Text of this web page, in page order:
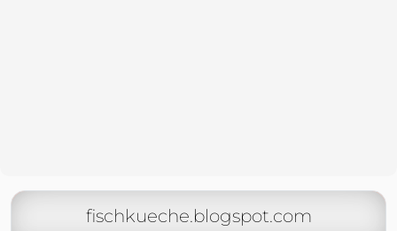
fischkueche.blogspot.com